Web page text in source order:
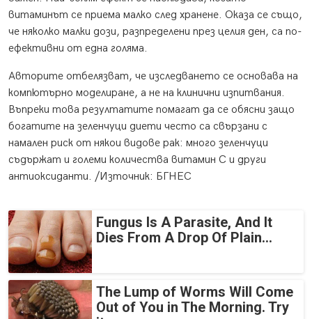
витаминът се приема малко след хранене. Оказа се също,
че няколко малки дози, разпределени през целия ден, са по-
ефективни от една голяма.
Авторите отбелязват, че изследването се основава на
компютърно моделиране, а не на клинични изпитвания.
Въпреки това резултатите помагат да се обясни защо
богатите на зеленчуци диети често са свързани с
намален риск от някои видове рак: много зеленчуци
съдържат и големи количества витамин C и други
антиоксиданти. /Източник: БГНЕС
Fungus Is A Parasite, And It
Dies From A Drop Of Plain...
The Lump of Worms Will Come
Out of You in The Morning. Try